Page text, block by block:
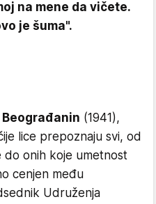
na mene da vičete.
je šuma".
(1941),
lice prepoznaju svi, od
do onih koje umetnost
cenjen među
Udruženja